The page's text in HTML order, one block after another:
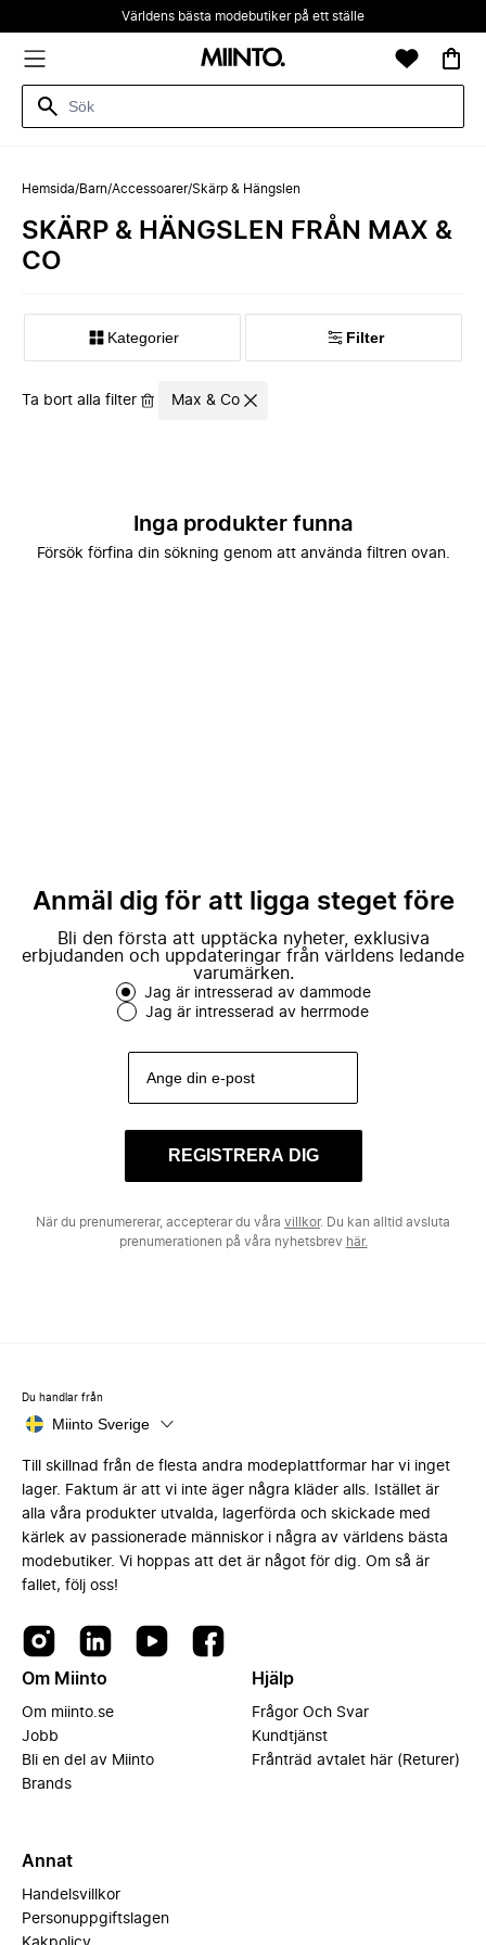
Världens bästa modebutiker på ett ställe
Hemsida/Barn/Accessoarer/Skärp & Hängslen
SKÄRP & HÄNGSLEN FRÅN MAX &
CO
Kategorier Filter
Ta bort alla filter Max & Co
Inga produkter funna
Försök förfina din sökning genom att använda filtren ovan.
Anmäl dig för att ligga steget före
Bli den första att upptäcka nyheter, exklusiva
erbjudanden och uppdateringar från världens ledande
varumärken.
Jag är intresserad av dammode
Jag är intresserad av herrmode
REGISTRERA DIG
När du prenumererar, accepterar du våra villkor. Du kan alltid avsluta
prenumerationen på våra nyhetsbrev här.
Du handlar från
Miinto Sverige
Till skillnad från de flesta andra modeplattformar har vi inget
lager. Faktum är att vi inte äger några kläder alls. Istället är
alla våra produkter utvalda, lagerförda och skickade med
kärlek av passionerade människor i några av världens bästa
modebutiker. Vi hoppas att det är något för dig. Om så är
fallet, följ oss!
Om Miinto
Om miinto.se
Jobb
Bli en del av Miinto
Brands
Hjälp
Frågor Och Svar
Kundtjänst
Frånträd avtalet här (Returer)
Annat
Handelsvillkor
Personuppgiftslagen